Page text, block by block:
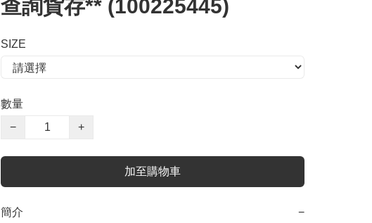
查詢貨存** (100225445)
SIZE
數量
−
+
加至購物車
簡介 −